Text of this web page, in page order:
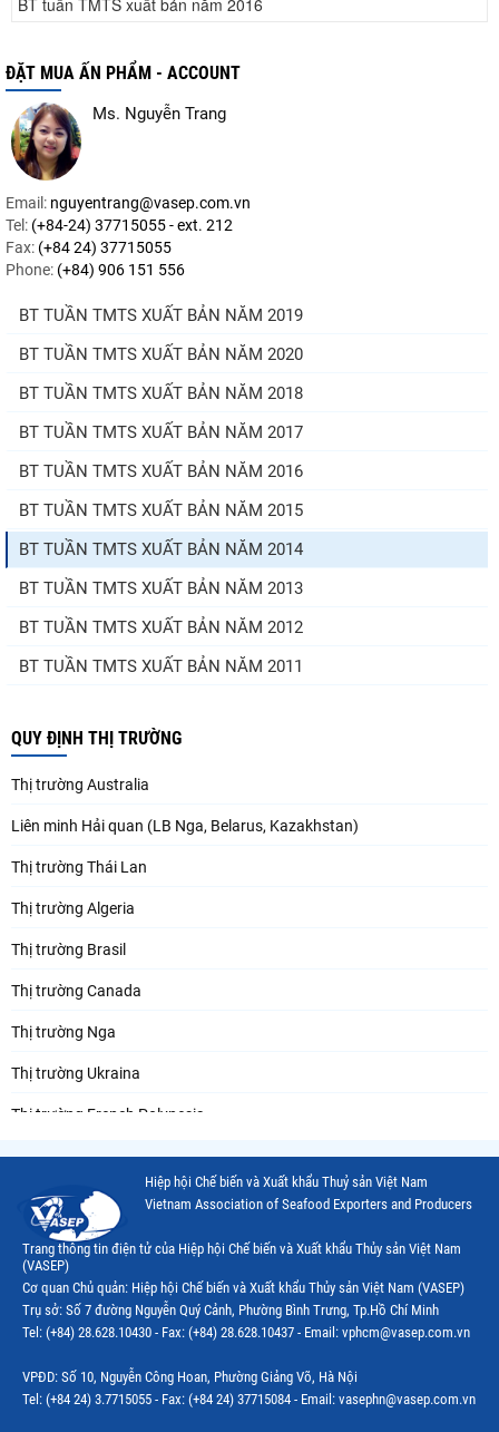
BT tuần TMTS xuất bản năm 2014
BT tuần TMTS xuất bản năm 2013
BT tuần TMTS xuất bản năm 2012
BT tuần TMTS xuất bản năm 2011
BT tuần TMTS xuất bản năm 2010
BT tuần TMTS xuất bản năm 2009
ĐẶT MUA ẤN PHẨM - ACCOUNT
Ms. Nguyễn Trang
Email: nguyentrang@vasep.com.vn
Tel: (+84-24) 37715055 - ext. 212
Fax: (+84 24) 37715055
Phone: (+84) 906 151 556
BT TUẦN TMTS XUẤT BẢN NĂM 2019
BT TUẦN TMTS XUẤT BẢN NĂM 2020
BT TUẦN TMTS XUẤT BẢN NĂM 2018
BT TUẦN TMTS XUẤT BẢN NĂM 2017
BT TUẦN TMTS XUẤT BẢN NĂM 2016
BT TUẦN TMTS XUẤT BẢN NĂM 2015
BT TUẦN TMTS XUẤT BẢN NĂM 2014
BT TUẦN TMTS XUẤT BẢN NĂM 2013
BT TUẦN TMTS XUẤT BẢN NĂM 2012
BT TUẦN TMTS XUẤT BẢN NĂM 2011
BT TUẦN TMTS XUẤT BẢN NĂM 2009
BT TUẦN TMTS XUẤT BẢN NĂM 2023
BT TUẦN TMTS XUẤT BẢN NĂM 2021
BT TUẦN TMTS XUẤT BẢN NĂM 2022
BT TUẦN TMTS XUẤT BẢN NĂM 2024
BT TUẦN TMTS XUẤT BẢN NĂM 2025
QUY ĐỊNH THỊ TRƯỜNG
Thị trường Australia
Liên minh Hải quan (LB Nga, Belarus, Kazakhstan)
Thị trường Thái Lan
Thị trường Algeria
Thị trường Brasil
Thị trường Canada
Thị trường Nga
Thị trường Ukraina
Thị trường French Polynesia
Thị trường Trung Quốc
Thị trường Papua New Guinea
Thị trường New Zealand
Thị trường Đài Loan
Thị trường Hàn Quốc
Thị trường EU
Hiệp hội Chế biến và Xuất khẩu Thuỷ sản Việt Nam
Vietnam Association of Seafood Exporters and Producers
Trang thông tin điện tử của Hiệp hội Chế biến và Xuất khẩu Thủy sản Việt Nam
(VASEP)
Cơ quan Chủ quản: Hiệp hội Chế biến và Xuất khẩu Thủy sản Việt Nam (VASEP)
Trụ sở: Số 7 đường Nguyễn Quý Cảnh, Phường Bình Trưng, Tp.Hồ Chí Minh
Tel: (+84) 28.628.10430 - Fax: (+84) 28.628.10437 - Email: vphcm@vasep.com.vn
VPĐD: Số 10, Nguyễn Công Hoan, Phường Giảng Võ, Hà Nội
Tel: (+84 24) 3.7715055 - Fax: (+84 24) 37715084 - Email: vasephn@vasep.com.vn